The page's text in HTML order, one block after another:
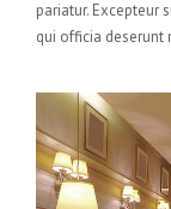
pariatur. Excepteur
qui officia